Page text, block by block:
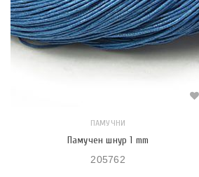
ПАМУЧНИ
Памучен шнур 1 mm
205762